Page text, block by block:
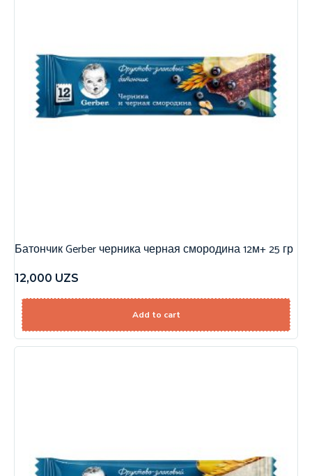
Батончик Gerber черника черная смородина 12м+ 25 гр
12,000 UZS
Add to cart